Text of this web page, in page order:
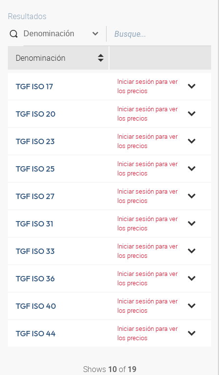
Resultados
Denominación
TGF ISO 17
Iniciar sesión para ver
los precios
TGF ISO 20
Iniciar sesión para ver
los precios
TGF ISO 23
Iniciar sesión para ver
los precios
TGF ISO 25
Iniciar sesión para ver
los precios
TGF ISO 27
Iniciar sesión para ver
los precios
TGF ISO 31
Iniciar sesión para ver
los precios
TGF ISO 33
Iniciar sesión para ver
los precios
TGF ISO 36
Iniciar sesión para ver
los precios
TGF ISO 40
Iniciar sesión para ver
los precios
TGF ISO 44
Iniciar sesión para ver
los precios
Shows 10of 19